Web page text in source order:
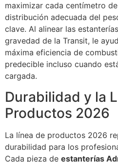
maximizar cada centímetro
distribución adecuada del
clave. Al alinear las
gravedad de la Transit, le
máxima eficiencia de
predecible incluso cuando
cargada.
Durabilidad y la
Productos 2026
La línea de productos 2026
durabilidad para los
Cada pieza de estanterías